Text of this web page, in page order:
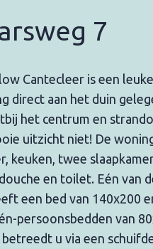
7
Cantecleer is een
direct aan het duin
het centrum en
uitzicht niet! De
keuken, twee
en toilet. Eén van
een bed van 140x200
persoonsbedden van
u via een